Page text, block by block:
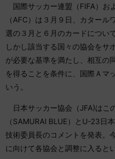
国際サッカー連盟（FIFA）お
（AFC）は３月９日、カター
選の３月と６月のカードについ
しかし該当する国々の協会をサ
が必要な基準を満たし、相互の
を得ることを条件に、国際Ａマ
いう。
日本サッカー協会（JFA)はこ
（SAMURAI BLUE）とU-23日
技術委員長のコメントを発表。
に向けて各協会と調整に入るとい